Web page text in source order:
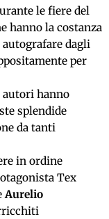
le fiere del
hanno la costanza
dagli
per
autori hanno
splendide
da tanti
in ordine
Tex
Aurelio